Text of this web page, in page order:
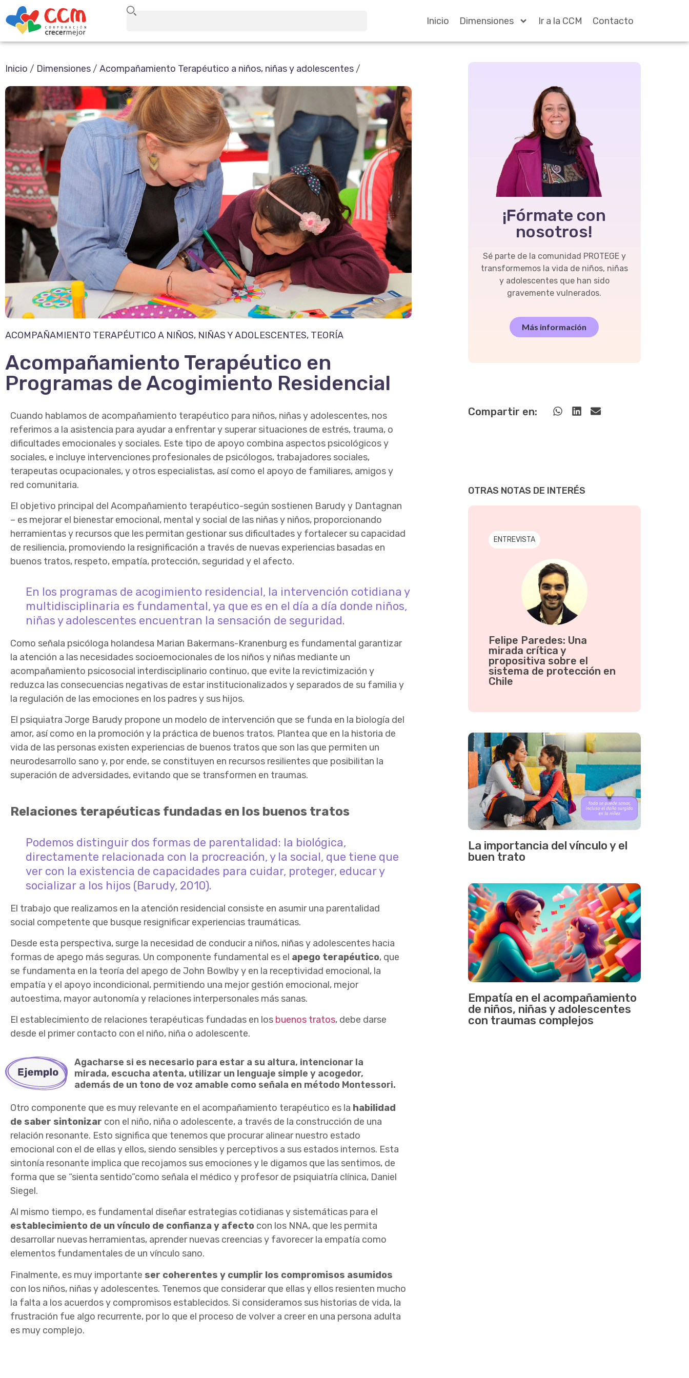
Inicio Dimensiones Ir a la CCM Contacto
Inicio / Dimensiones / Acompañamiento Terapéutico a niños, niñas y adolescentes /
ACOMPAÑAMIENTO TERAPÉUTICO A NIÑOS, NIÑAS Y ADOLESCENTES, TEORÍA
Acompañamiento Terapéutico en
Programas de Acogimiento Residencial
Cuando hablamos de acompañamiento terapéutico para niños, niñas y adolescentes, nos
referimos a la asistencia para ayudar a enfrentar y superar situaciones de estrés, trauma, o
dificultades emocionales y sociales. Este tipo de apoyo combina aspectos psicológicos y
sociales, e incluye intervenciones profesionales de psicólogos, trabajadores sociales,
terapeutas ocupacionales, y otros especialistas, así como el apoyo de familiares, amigos y
red comunitaria.
El objetivo principal del Acompañamiento terapéutico-según sostienen Barudy y Dantagnan
– es mejorar el bienestar emocional, mental y social de las niñas y niños, proporcionando
herramientas y recursos que les permitan gestionarsus dificultades y fortalecer su capacidad
de resiliencia, promoviendo la resignificación a través de nuevas experiencias basadas en
buenos tratos, respeto, empatía, protección, seguridad y el afecto.
En los programas de acogimiento residencial, la intervención cotidiana y
multidisciplinaria es fundamental, ya que es en el día a día donde niños,
niñas y adolescentes encuentran la sensación de seguridad.
Como señala psicóloga holandesa Marian Bakermans-Kranenburg es fundamental garantizar
la atención a las necesidades socioemocionales de los niños y niñas mediante un
acompañamiento psicosocial interdisciplinario continuo, que evite la revictimización y
reduzca las consecuencias negativas de estar institucionalizados y separados de su familia y
la regulación de las emociones en los padres y sus hijos.
El psiquiatra Jorge Barudy propone un modelo de intervención que se funda en la biología del
amor, así como en la promoción y la práctica de buenos tratos. Plantea que en la historia de
vida de las personas existen experiencias de buenos tratos que son las que permiten un
neurodesarrollo sano y, por ende, se constituyen en recursos resilientes que posibilitan la
superación de adversidades, evitando que se transformen en traumas.
Relaciones terapéuticas fundadas en los buenos tratos
Podemos distinguir dos formas de parentalidad: la biológica,
directamente relacionada con la procreación, y la social, que tiene que
ver con la existencia de capacidades para cuidar, proteger, educar y
socializar a los hijos (Barudy, 2010).
El trabajo que realizamos en la atención residencial consiste en asumir una parentalidad
social competente que busque resignificar experiencias traumáticas.
Desde esta perspectiva, surge la necesidad de conducir a niños, niñas y adolescentes hacia
formas de apego más seguras. Un componente fundamental es el apego terapéutico, que
se fundamenta en la teoría del apego de John Bowlbyy en la receptividad emocional, la
empatía y el apoyo incondicional, permitiendo una mejor gestión emocional, mejor
autoestima, mayor autonomía y relaciones interpersonales más sanas.
El establecimiento de relaciones terapéuticas fundadas en los buenos tratos, debe darse
desde el primer contacto con el niño, niña o adolescente.
Agacharse si es necesario para estar a su altura, intencionar la
mirada, escucha atenta, utilizar un lenguaje simple y acogedor,
además de un tono de voz amable como señala en método Montessori.
Otro componente que es muy relevante en el acompañamiento terapéutico es la habilidad
de saber sintonizar con el niño, niña o adolescente, a través de la construcción de una
relación resonante. Esto significa que tenemos que procurar alinear nuestro estado
emocional con el de ellas y ellos, siendo sensibles y perceptivos a sus estados internos. Esta
sintonía resonante implica que recojamos sus emociones y le digamos que las sentimos, de
forma que se “sienta sentido”como señala el médico y profesor de psiquiatría clínica, Daniel
Siegel.
Al mismo tiempo, es fundamental diseñar estrategias cotidianas y sistemáticas para el
establecimiento de un vínculo de confianza y afecto con los NNA, que les permita
desarrollar nuevas herramientas, aprender nuevas creencias y favorecer la empatía como
elementos fundamentales de un vínculo sano.
Finalmente, es muy importante ser coherentes y cumplir los compromisos asumidos
con los niños, niñas y adolescentes. Tenemos que considerar que ellas y ellos resienten mucho
la falta a los acuerdos y compromisos establecidos. Si consideramos sus historias de vida, la
frustración fue algo recurrente, por lo que el proceso de volver a creer en una persona adulta
es muy complejo.
¡Fórmate con
nosotros!
Sé parte de la comunidad PROTEGE y
transformemos la vida de niños, niñas
y adolescentes que han sido
gravemente vulnerados.
Más información
Compartir en:
OTRAS NOTAS DE INTERÉS
ENTREVISTA
Felipe Paredes: Una
mirada crítica y
propositiva sobre el
sistema de protección en
Chile
La importancia del vínculo y el
buen trato
Empatía en el acompañamiento
de niños, niñas y adolescentes
con traumas complejos